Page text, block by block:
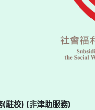
駐校) (非津助服務)